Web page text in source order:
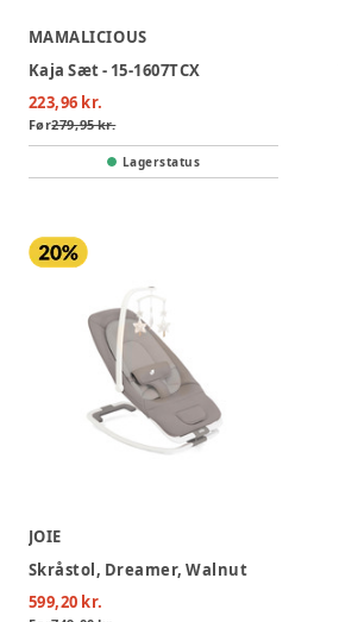
MAMALICIOUS
Kaja Sæt - 15-1607TCX
223,96 kr.
Før279,95 kr.
Lagerstatus
JOIE
Skråstol, Dreamer, Walnut
599,20 kr.